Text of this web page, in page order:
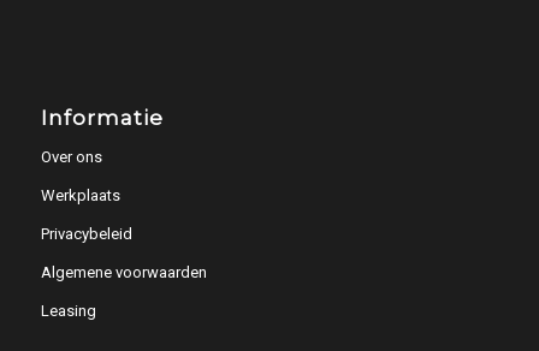
Informatie
Over ons
Werkplaats
Privacybeleid
Algemene voorwaarden
Leasing